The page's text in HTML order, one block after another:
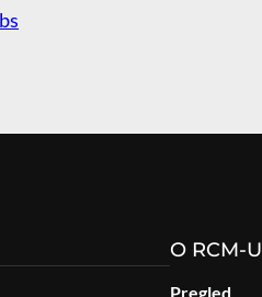
O RCM-U
Pregled